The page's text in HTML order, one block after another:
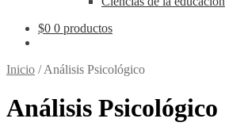
$0 0 productos
Inicio /Análisis Psicológico
Análisis Psicológico